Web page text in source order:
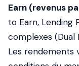
Earn (revenus
to Earn, Lending
complexes (Dual
Les rendements